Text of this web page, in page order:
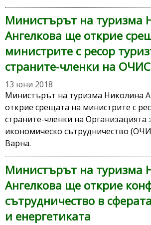
Министърът на туризма
Ангелкова ще открие
министрите с ресор
страните-членки на ОЧИС
13 юни 2018
Министърът на туризма Николина
открие срещата на министрите с
страните-членки на Организацията
икономическо сътрудничество
Варна.
Министърът на туризма
Ангелкова ще открие
сътрудничество в
и енергетиката